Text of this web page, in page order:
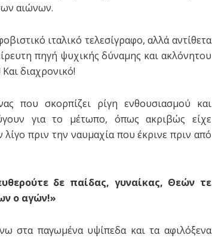
αιώνων.
ιταλικό τελεσίγραφο, αλλά αντίθετα
πηγή ψυχικής δύναμης και ακλόνητου
διαχρονικό!
που σκορπίζει ρίγη ενθουσιασμού και
για το μέτωπο, όπως ακριβώς είχε
πριν την ναυμαχία που έκρινε πριν από
δε παίδας, γυναίκας, Θεών τε
ο αγών!»
στα παγωμένα υψίπεδα και τα αφιλόξενα